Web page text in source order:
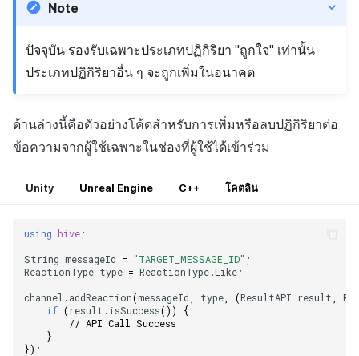
Note
ปัจจุบัน รองรับเฉพาะประเภทปฏิกิริยา "ถูกใจ" เท่านั้น
ประเภทปฏิกิริยาอื่น ๆ จะถูกเพิ่มในอนาคต
ด้านล่างนี้คือตัวอย่างโค้ดสำหรับการเพิ่มหรือลบปฏิกิริยาต่อ
ข้อความจากผู้ใช้เฉพาะในช่องที่ผู้ใช้ได้เข้าร่วม
Unity Unreal Engine C++ โคตลิน
using hive;
String messageId = "TARGET_MESSAGE_ID" ;
ReactionType type = ReactionType.Like;
channel .addReaction(messageId type (ResultAPI result
if (result .isSuccess())
{
// API Call Success
}
});